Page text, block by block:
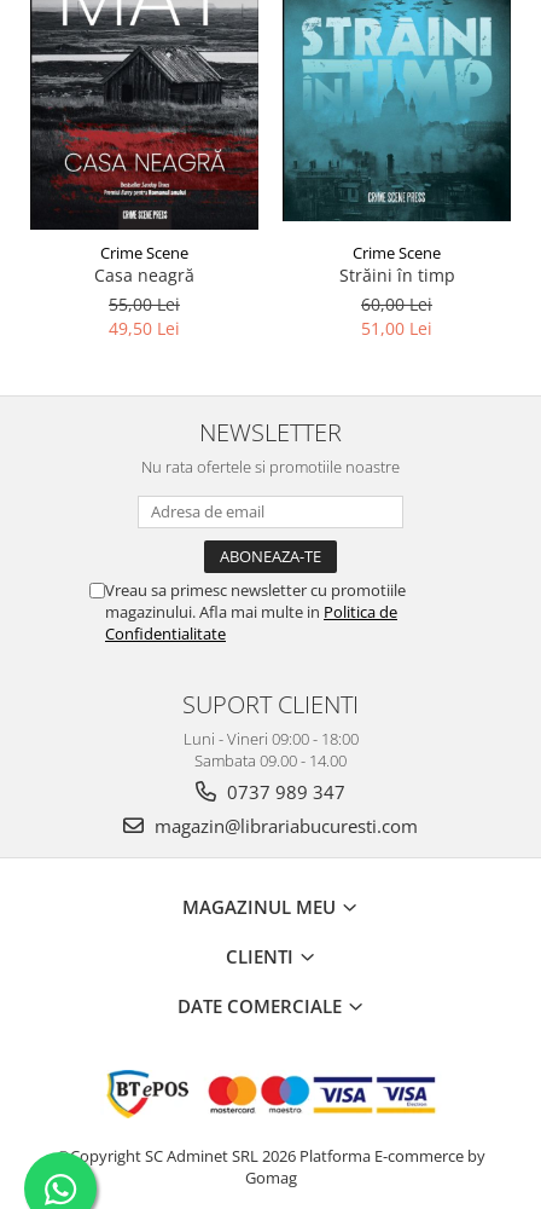
Crime Scene
Casa neagră
55,00 Lei
49,50 Lei
Crime Scene
Străini în timp
60,00 Lei
51,00 Lei
NEWSLETTER
Nu rata ofertele si promotiile noastre
Vreau sa primesc newsletter cu promotiile
magazinului. Afla mai multe in Politica de
Confidentialitate
SUPORT CLIENTI
Luni - Vineri 09:00 - 18:00
Sambata 09.00 - 14.00
0737 989 347
magazin@librariabucuresti.com
MAGAZINUL MEU
CLIENTI
DATE COMERCIALE
©Copyright SC Adminet SRL 2026 Platforma E-commerce by
Gomag